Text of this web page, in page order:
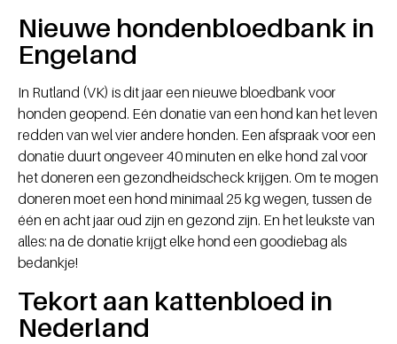
Nieuwe hondenbloedbank in
Engeland
In Rutland (VK) is dit jaar een nieuwe bloedbank voor
honden geopend. Eén donatie van een hond kan het leven
redden van wel vier andere honden. Een afspraak voor een
donatie duurt ongeveer 40 minuten en elke hond zal voor
het doneren een gezondheidscheck krijgen. Om te mogen
doneren moet een hond minimaal 25 kg wegen, tussen de
één en acht jaar oud zijn en gezond zijn. En het leukste van
alles: na de donatie krijgt elke hond een goodiebag als
bedankje!
Tekort aan kattenbloed in
Nederland